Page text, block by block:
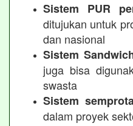
Sistem PUR
ditujukan untuk
dan nasional
Sistem
juga bisa
swasta
Sistem
dalam proyek